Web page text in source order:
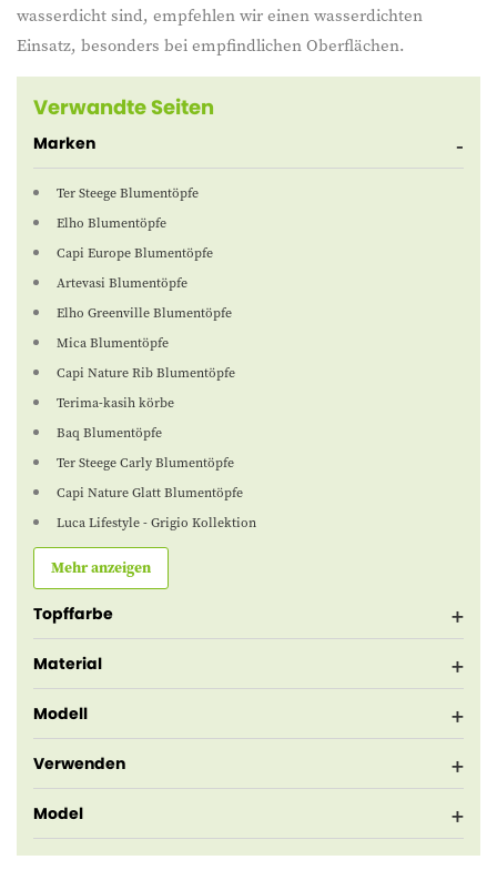
wasserdicht sind, empfehlen wir einen wasserdichten
Einsatz, besonders bei empfindlichen Oberflächen.
Verwandte Seiten
Marken
Ter Steege Blumentöpfe
Elho Blumentöpfe
Capi Europe Blumentöpfe
Artevasi Blumentöpfe
Elho Greenville Blumentöpfe
Mica Blumentöpfe
Capi Nature Rib Blumentöpfe
Terima-kasih körbe
Baq Blumentöpfe
Ter Steege Carly Blumentöpfe
Capi Nature Glatt Blumentöpfe
Luca Lifestyle - Grigio Kollektion
Mehr anzeigen
Topffarbe
Material
Modell
Verwenden
Model